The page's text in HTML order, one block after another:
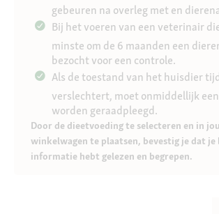
gebeuren na overleg met en
Bij het voeren van een veterinair
minste om de 6 maanden een
bezocht voor een controle.
Als de toestand van het huisdier
verslechtert, moet onmiddellijk
worden geraadpleegd.
Door de dieetvoeding te selecteren en in
winkelwagen te plaatsen, bevestig je dat je
informatie hebt gelezen en begrepen.